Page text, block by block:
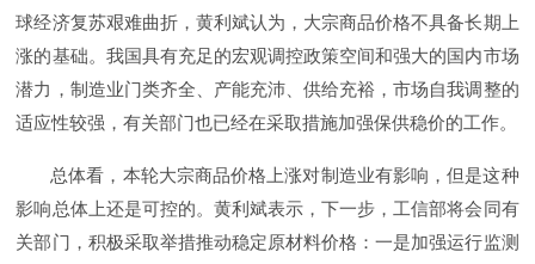
球经济复苏艰难曲折，黄利斌认为，大宗商品价格不具备长期上
涨的基础。我国具有充足的宏观调控政策空间和强大的国内市场
潜力，制造业门类齐全、产能充沛、供给充裕，市场自我调整的
适应性较强，有关部门也已经在采取措施加强保供稳价的工作。
总体看，本轮大宗商品价格上涨对制造业有影响，但是这种
影响总体上还是可控的。黄利斌表示，下一步，工信部将会同有
关部门，积极采取举措推动稳定原材料价格：一是加强运行监测